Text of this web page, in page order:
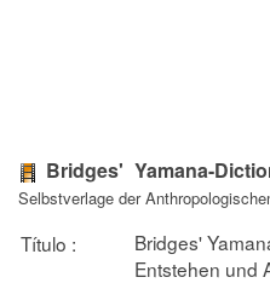
Bridges' Yamana-
Selbstverlage der
Título :
Bridges'
Entstehen und